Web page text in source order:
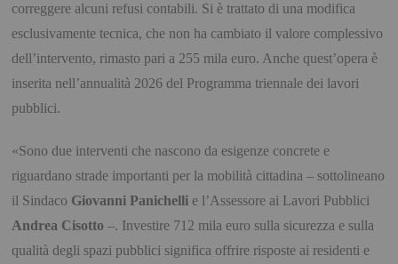
correggere alcuni refusi contabili. Si è trattato di una modifica
esclusivamente tecnica, che non ha cambiato il valore complessivo
dell’intervento, rimasto pari a 255 mila euro. Anche quest’opera è
inserita nell’annualità 2026 del Programma triennale dei lavori
pubblici.
«Sono due interventi che nascono da esigenze concrete e
riguardano strade importanti per la mobilità cittadina – sottolineano
il Sindaco Giovanni Panichelli e l’Assessore ai Lavori Pubblici
Andrea Cisotto –. Investire 712 mila euro sulla sicurezza e sulla
qualità degli spazi pubblici significa offrire risposte ai residenti e